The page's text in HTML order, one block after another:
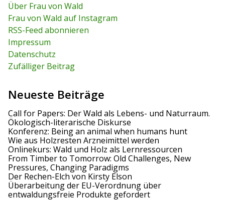
c
h
f
o
r
:
Über Frau von Wald
Frau von Wald auf Instagram
RSS-Feed abonnieren
Impressum
Datenschutz
Zufälliger Beitrag
Neueste Beiträge
Call for Papers: Der Wald als Lebens- und Naturraum.
Ökologisch-literarische Diskurse
Konferenz: Being an animal when humans hunt
Wie aus Holzresten Arzneimittel werden
Onlinekurs: Wald und Holz als Lernressourcen
From Timber to Tomorrow: Old Challenges, New
Pressures, Changing Paradigms
Der Rechen-Elch von Kirsty Elson
Überarbeitung der EU-Verordnung über
entwaldungsfreie Produkte gefordert